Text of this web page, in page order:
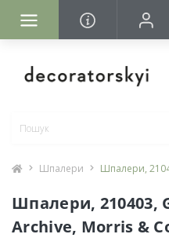
Шпалери Шпалери,
Шпалери, 210403,
Archive, Morris &